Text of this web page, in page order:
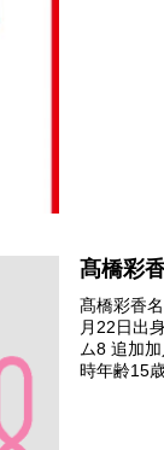
髙橋彩
髙橋彩香
月22日出
ム8 追加
時年齢15